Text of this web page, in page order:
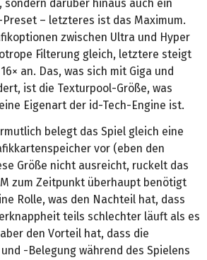
darüber hinaus auch ein
– letzteres ist das Maximum.
zwischen Ultra und Hyper
Filterung gleich, letztere steigt
an. Das, was sich mit Giga und
ist die Texturpool-Größe, was
Eigenart der id-Tech-Engine ist.
belegt das Spiel gleich eine
vor (eben den
Größe nicht ausreicht, ruckelt das
zum Zeitpunkt überhaupt benötigt
Rolle, was den Nachteil hat, dass
teils schlechter läuft als es
den Vorteil hat, dass die
-Belegung während des Spielens